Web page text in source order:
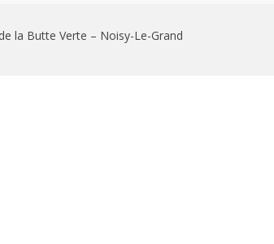
la Butte Verte – Noisy-Le-Grand